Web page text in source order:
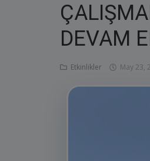
DEVAM
Etkinlikler May 23,